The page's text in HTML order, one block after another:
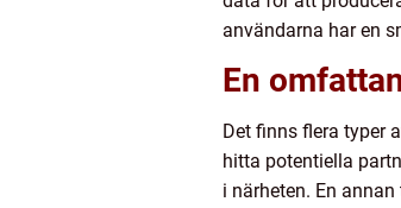
användarna har en
En
Det finns flera typer
hitta potentiella
i närheten. En